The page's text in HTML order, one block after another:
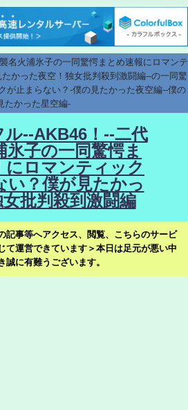
名火浦氷子の一同驚愕まとめ速報にロマンテ
かった夜空！独女批判殺到激闘編--の一同驚
が止まらない？-僕の見たかった夜空編--僕の
たかった星空編-
--AKB46！--二代
氷子の一同驚愕ま
にロマンティック
い？僕が見たかっ
批判殺到激闘編
記事等へアクセス、閲覧、こちらのサービ
て運営できています＞本日は足元が悪い中
誠に有難うございます。